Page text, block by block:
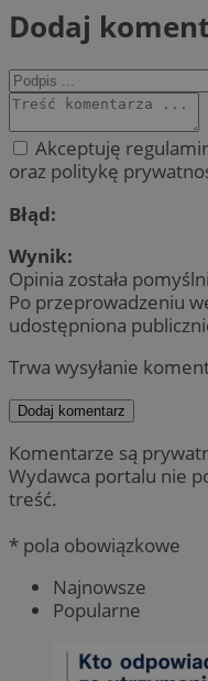
Dodaj
Akceptuję
oraz politykę
Błąd:
Wynik:
Opinia została
Po przeprowadzeniu
udostępniona
Trwa wysyłanie
Dodaj komentarz
Komentarze są
Wydawca portalu nie
treść.
* pola obowiązkowe
Najnowsze
Popularne